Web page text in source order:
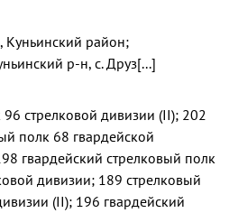
Куньинский район;
р-н, с. Друз[...]
стрелковой дивизии (II); 202
полк 68 гвардейской
гвардейский стрелковый полк
дивизии; 189 стрелковый
(II); 196 гвардейский